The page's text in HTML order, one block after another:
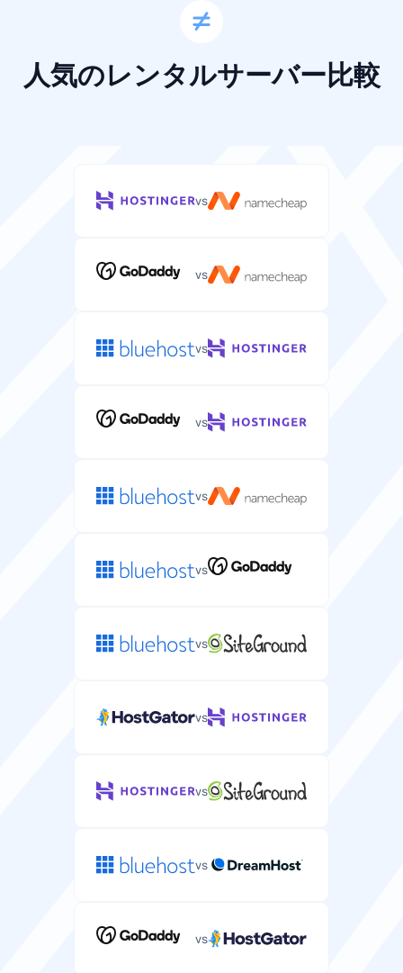
人気のレンタルサーバー比較
vs
vs
vs
vs
vs
vs
vs
vs
vs
vs
vs